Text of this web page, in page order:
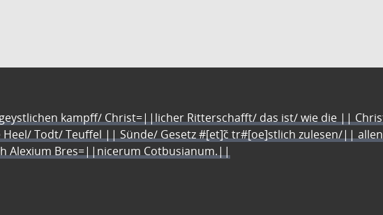
kampff/ Christ=||licher Ritterschafft/ das ist/ wie die ||
Todt/ Teuffel || Sünde/ Gesetz #[et]c̃ tr#[oe]stlich zulesen/||
Alexium Bres=||nicerum Cotbusianum.||